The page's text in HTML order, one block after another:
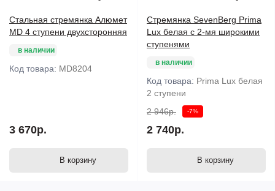
Стальная стремянка Алюмет
MD 4 ступени двухсторонняя
в наличии
Код товара: MD8204
3 670р.
В корзину
Стремянка SevenBerg Prima
Lux белая с 2-мя широкими
ступенями
в наличии
Код товара: Prima Lux белая
2 ступени
2 946р.
-7%
2 740р.
В корзину